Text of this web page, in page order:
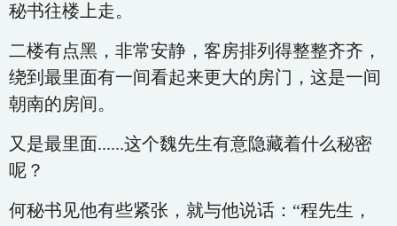
秘书往楼上走。
二楼有点黑，非常安静，客房排列得整整齐齐，
绕到最里面有一间看起来更大的房门，这是一间
朝南的房间。
又是最里面......这个魏先生有意隐藏着什么秘密
呢？
何秘书见他有些紧张，就与他说话：“程先生，